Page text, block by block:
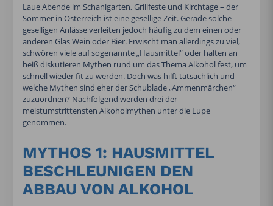
Laue Abende im Schanigarten, Grillfeste und Kirchtage – der
Sommer in Österreich ist eine gesellige Zeit. Gerade solche
geselligen Anlässe verleiten jedoch häufig zu dem einen oder
anderen Glas Wein oder Bier. Erwischt man allerdings zu viel,
schwören viele auf sogenannte „Hausmittel“ oder halten an
heiß diskutieren Mythen rund um das Thema Alkohol fest, um
schnell wieder fit zu werden. Doch was hilft tatsächlich und
welche Mythen sind eher der Schublade „Ammenmärchen“
zuzuordnen? Nachfolgend werden drei der
meistumstrittensten Alkoholmythen unter die Lupe
genommen.
MYTHOS 1: HAUSMITTEL
BESCHLEUNIGEN DEN
ABBAU VON ALKOHOL